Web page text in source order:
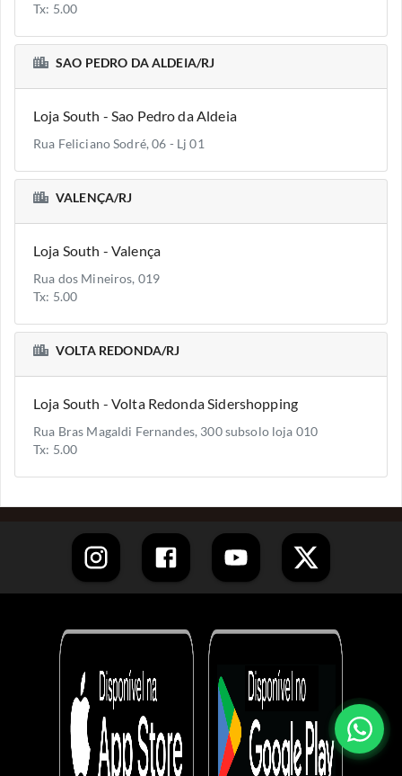
Tx: 5.00
SAO PEDRO DA ALDEIA/RJ
Loja South - Sao Pedro da Aldeia
Rua Feliciano Sodré, 06 - Lj 01
VALENÇA/RJ
Loja South - Valença
Rua dos Mineiros, 019
Tx: 5.00
VOLTA REDONDA/RJ
Loja South - Volta Redonda Sidershopping
Rua Bras Magaldi Fernandes, 300 subsolo loja 010
Tx: 5.00